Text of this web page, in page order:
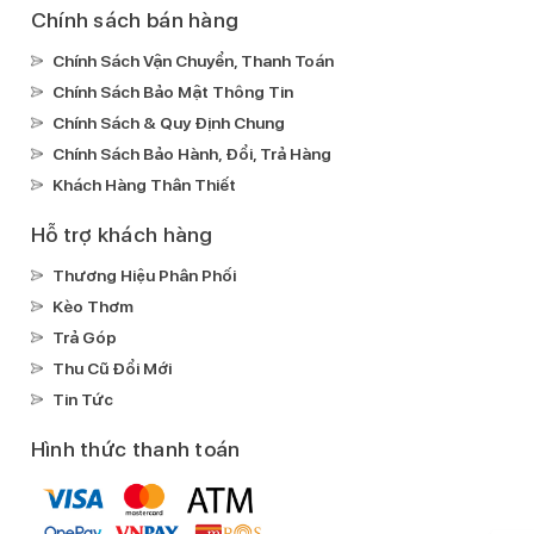
Ghi âm:
Ghi âm có microphone chuyên dụng chống ồn
FLAC
Kết nối
Mạng di động:
Wifi:
Wi-Fi hotspot
Wi-Fi 802.11 a/b/g/n/ac/ax
Chính sách bán hàng
Chính Sách Vận Chuyển, Thanh Toán
Chính Sách Bảo Mật Thông Tin
Chính Sách & Quy Định Chung
Chính Sách Bảo Hành, Đổi, Trả Hàng
Khách Hàng Thân Thiết
Hỗ trợ khách hàng
Thương Hiệu Phân Phối
Kèo Thơm
Trả Góp
Thu Cũ Đổi Mới
Tin Tức
Hình thức thanh toán